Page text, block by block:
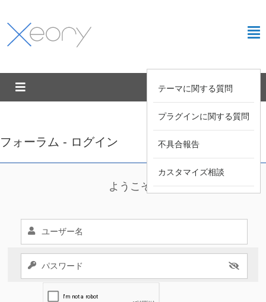
テーマに関する質問
プラグインに関する質問
不具合報告
カスタマイズ相談
フォーラム - ログイン
ようこそ !